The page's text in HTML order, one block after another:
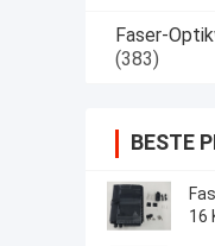
Faser-
(383)
BESTE
16